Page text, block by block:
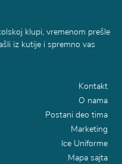
klupi, vremenom prešle
iz kutije i spremno vas
Kontakt
O nama
Postani deo tima
Marketing
Ice Uniforme
Mapa sajta